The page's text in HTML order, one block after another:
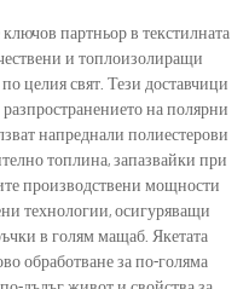
партньор в текстилната
и топлоизолиращи
целия свят. Тези доставчици
на полярни
напреднали полиестерови
топлина, запазвайки при
производствени мощности
технологии, осигуряващи
в голям мащаб. Якетата
обработване за по-голяма